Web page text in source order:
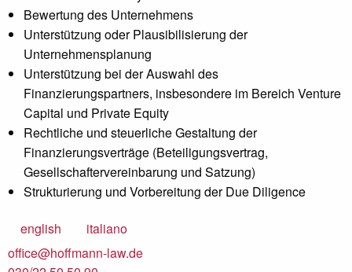
Bewertung des Unternehmens
Unterstützung oder Plausibilisierung der
Unternehmensplanung
Unterstützung bei der Auswahl des
Finanzierungspartners, insbesondere im Bereich Venture
Capital und Private Equity
Rechtliche und steuerliche Gestaltung der
Finanzierungsverträge (Beteiligungsvertrag,
Gesellschaftervereinbarung und Satzung)
Strukturierung und Vorbereitung der Due Diligence
english
italiano
office@hoffmann-law.de